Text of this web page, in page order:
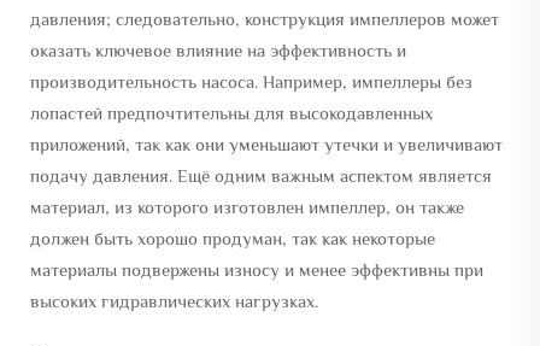
давления; следовательно, конструкция импеллеров может
оказать ключевое влияние на эффективность и
производительность насоса. Например, импеллеры без
лопастей предпочтительны для высокодавленных
приложений, так как они уменьшают утечки и увеличивают
подачу давления. Ещё одним важным аспектом является
материал, из которого изготовлен импеллер, он также
должен быть хорошо продуман, так как некоторые
материалы подвержены износу и менее эффективны при
высоких гидравлических нагрузках.